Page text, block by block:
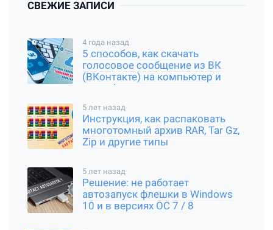
СВЕЖИЕ ЗАПИСИ
4 года назад
5 способов, как скачать
голосовое сообщение из ВК
(ВКонтакте) на компьютер и
смартфон
5 лет назад
Инструкция, как распаковать
многотомный архив RAR, Tar Gz,
Zip и другие типы
5 лет назад
Решение: не работает
автозапуск флешки в Windows
10 и в версиях ОС 7 / 8